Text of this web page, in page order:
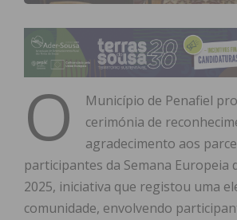
O
Município de Penafiel
cerimónia de
agradecimento aos
participantes da Semana Europeia
2025, iniciativa que registou uma
comunidade, envolvendo